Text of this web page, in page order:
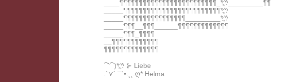
____¶¶¶¶¶¶¶¶¶¶¶¶¶¶¶¶¶¶¶¶¶¶¶¶¶_*;҉^_________¶¶
_____¶¶¶¶¶¶¶¶¶¶¶¶¶¶¶¶¶¶¶¶¶¶¶¶¶*;҉^
_____¶¶¶¶¶¶¶¶¶¶¶¶¶¶¶¶_________*;҉^
_____¶¶¶__¶¶¶______¶¶¶¶¶¶¶¶¶¶¶¶¶
_____¶¶¶_¶¶¶¶
__¶¶¶¶¶¶¶¶¶¶¶¶
¶¶¶¶¶¶¶¶¶¶¶¶¶¶
⁀‵⁀)*;҉^ ⊱ Liebe
.`⋎´ ¯`•.¸¸.ღ* Helma